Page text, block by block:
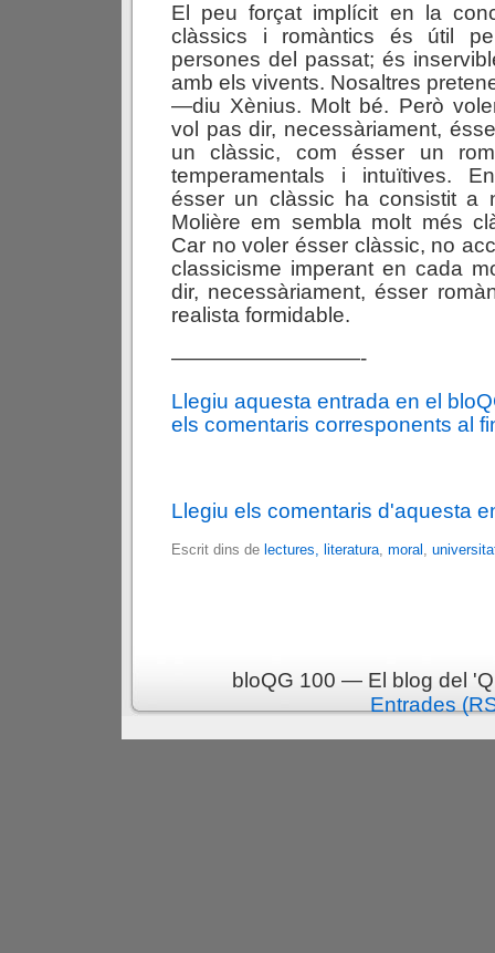
El peu forçat implícit en la
clàssics i romàntics és útil
persones del passat; és
amb els vivents. Nosaltres
—diu Xènius. Molt bé. Però
vol pas dir, necessàriament,
un clàssic, com ésser un
temperamentals i intuïtives.
ésser un clàssic ha consistit a
Molière em sembla molt més
Car no voler ésser clàssic, no
classicisme imperant en cada
dir, necessàriament, ésser
realista formidable.
—————————-
Llegiu aquesta entrada en el
els comentaris corresponents al
Llegiu els comentaris d'aquesta
Escrit dins de lectures, literatura, moral ,
bloQG 100 — El blog del
Entrades